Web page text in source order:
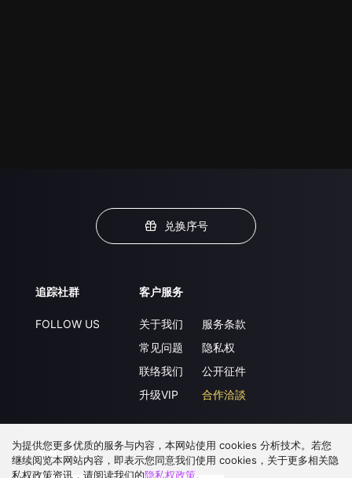
兑换序号
追踪社群
FOLLOW US
客户服务
关于我们
常见问题
联络我们
升级VIP
服务条款
隐私权
公开征件
合作洽談
下载 APP
为提供您更多优质的服务与内容，本网站使用 cookies 分析技术。若您
继续阅览本网站内容，即表示您同意我们使用 cookies，关于更多相关隐
私权政策资讯，请阅读我们的隐私权政策。